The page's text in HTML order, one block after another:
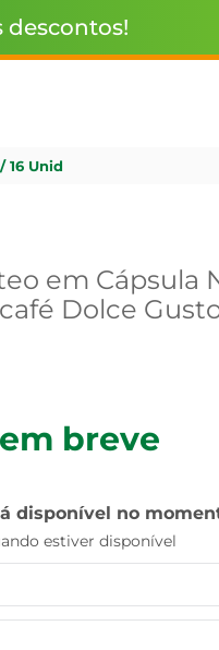
descontos!
16 Unid
em Cápsula
Dolce Gusto
breve
disponível no
estiver disponível